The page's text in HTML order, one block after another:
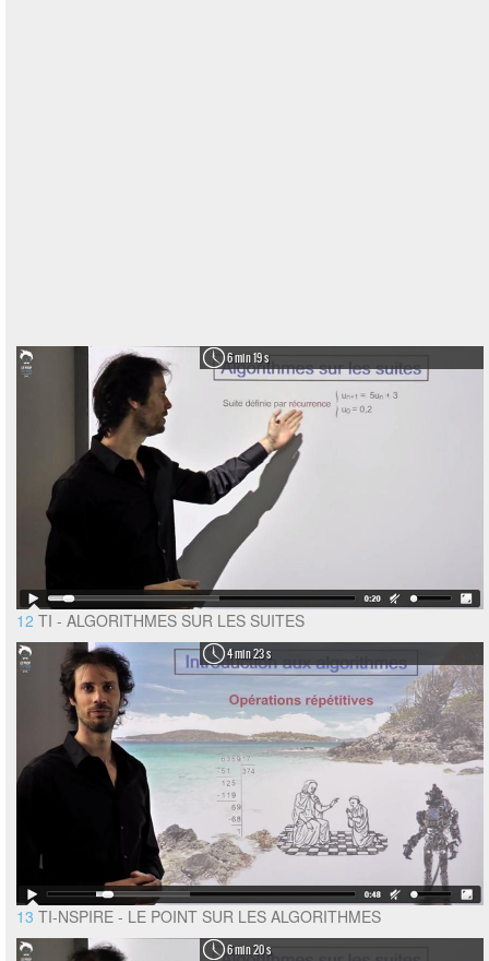
6 min 19 s
12 TI - ALGORITHMES SUR LES SUITES
4 min 23 s
13 TI-NSPIRE - LE POINT SUR LES ALGORITHMES
6 min 20 s